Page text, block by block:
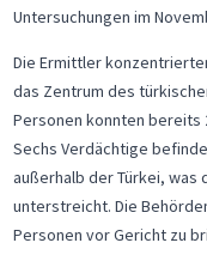
Untersuchungen im
Die Ermittler
das Zentrum des
Personen konnten bereits
Sechs Verdächtige
außerhalb der Türkei, was
unterstreicht. Die
Personen vor Gericht zu